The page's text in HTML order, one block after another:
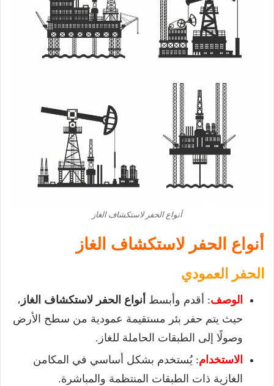
أنواع الحفر لاستكشاف الغاز
أنواع الحفر لاستكشاف الغاز
الحفر العمودي
الوصف: أقدم وأبسط أنواع الحفر لاستكشاف الغاز ،
حيث يتم حفر بئر مستقيمة عمودية من سطح الأرض
وصولًا إلى الطبقات الحاملة للغاز.
الاستخدام: يُستخدم بشكل أساسي في المكامن
الغازية ذات الطبقات المنتظمة والمباشرة.